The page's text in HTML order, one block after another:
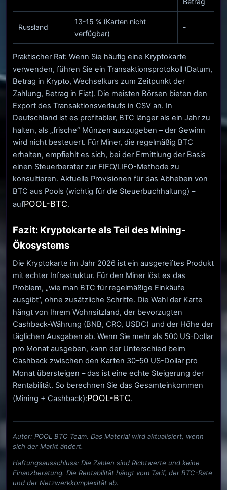
Russland
13-15 % (Karten nicht
verfügbar)
-
Praktischer Rat: Wenn Sie häufig eine Kryptokarte
verwenden, führen Sie ein Transaktionsprotokoll (Datum,
Betrag in Krypto, Wechselkurs zum Zeitpunkt der
Zahlung, Betrag in Fiat). Die meisten Börsen bieten den
Export des Transaktionsverlaufs in CSV an. In
Deutschland ist es profitabler, BTC länger als ein Jahr zu
halten, als „frische“ Münzen auszugeben – der Gewinn
wird nicht besteuert. Für Miner, die regelmäßig BTC
erhalten, empfiehlt es sich, bei der Ermittlung der Basis
einen Steuerberater zur FIFO/LIFO-Methode zu
konsultieren. Aktuelle Provisionen für das Abheben von
BTC aus Pools (wichtig für die Steuerbuchhaltung) –
aufPOOL-BTC.
Fazit: Kryptokarte als Teil des Mining-
Ökosystems
Die Kryptokarte im Jahr 2026 ist ein ausgereiftes Produkt
mit echter Infrastruktur. Für den Miner löst es das
Problem, „wie man BTC für regelmäßige Einkäufe
ausgibt“, ohne zusätzliche Schritte. Die Wahl der Karte
hängt von Ihrem Wohnsitzland, der bevorzugten
Cashback-Währung (BNB, CRO, USDC) und der Höhe der
täglichen Ausgaben ab. Wenn Sie mehr als 500 US-Dollar
pro Monat ausgeben, kann der Unterschied beim
Cashback zwischen den Karten 30–50 US-Dollar pro
Monat übersteigen – das ist eine echte Steigerung der
Rentabilität. So berechnen Sie das Gesamteinkommen
(Mining + Cashback):POOL-BTC.
Autor: POOL BTC Team. Das Material wird aktualisiert, wenn
sich der Markt ändert.
Haftungsausschluss: Die Zahlen sind Richtwerte und keine
Finanzberatung. Die Rentabilität hängt vom Tarif, der BTC-Rate
und der Netzwerkkomplexität ab.